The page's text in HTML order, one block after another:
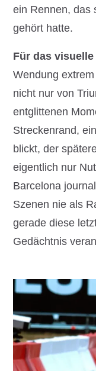
ein Rennen, das
gehört hatte.
Für das visuelle
Wendung
nicht nur von
entglittenen
Streckenrand,
blickt, der
eigentlich nur
Barcelona
Szenen nie als
gerade diese
Gedächtnis